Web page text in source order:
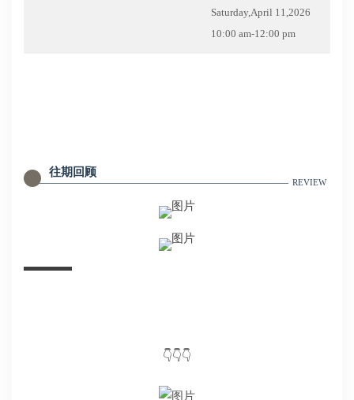
Saturday,April 11,2026
10:00 am-12:00 pm
往期回顾
REVIEW
👇👇👇